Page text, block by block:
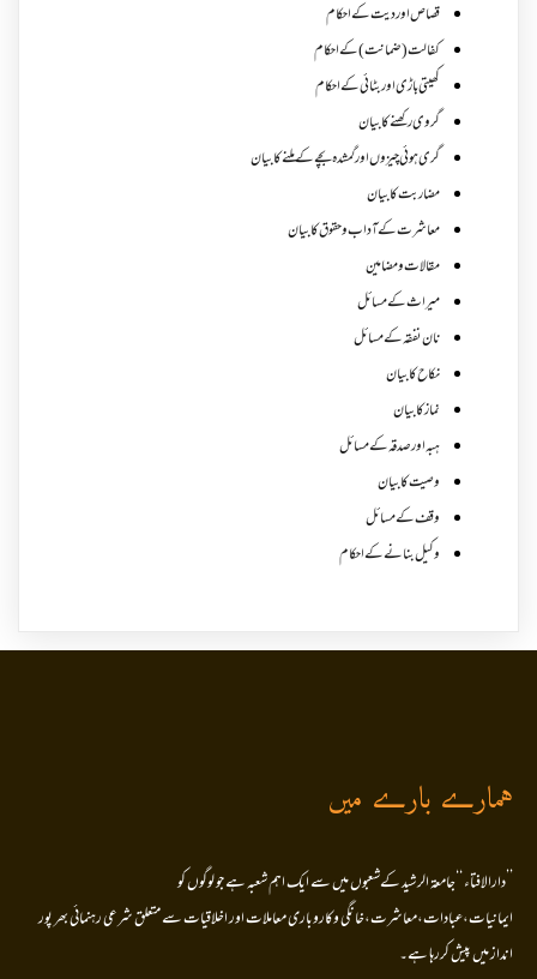
قصاص اور دیت کے احکام
کفالت (ضمانت) کے احکام
کھیتی باڑی اور بٹائی کے احکام
گروی رکھنے کا بیان
گری ہوئی چیزوں اورگمشدہ بچے کے ملنے کا بیان
مضاربت کا بیان
معاشرت کے آداب و حقوق کا بیان
مقالات ومضامین
میراث کے مسائل
نان نفقہ کے مسائل
نکاح کا بیان
نماز کا بیان
ہبہ اور صدقہ کے مسائل
وصیت کا بیان
وقف کے مسائل
وکیل بنانے کے احکام
ہمارے بارے میں
’’دارالافتاء ‘‘جامعۃ الرشید کےشعبوں میں سے ایک اہم شعبہ ہے جو لوگوں کو
ایمانیات،عبادات،معاشرت،خانگی وکاروباری معاملات اور اخلاقیات سے متعلق شرعی رہنمائی بھر پور
انداز میں پیش کررہا ہے۔